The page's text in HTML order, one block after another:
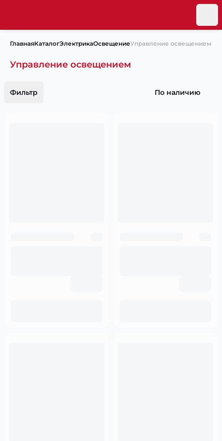
ГлавнаяКаталогЭлектрикаОсвещениеУправление освещением
Управление освещением
Фильтр По наличию